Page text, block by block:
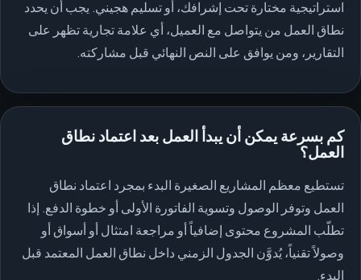
استراتيجية مختارة تحت إشرافك، أو تسليم هجيني. يجب أن يحدد
نطاق العمل من يتواصل مع العميل، أي علامة تجارية تظهر على
التقارير، ومن يوافق على النص النهائي قبل مشاركته.
كم بسرعة يمكن أن يبدأ العمل بعد اعتماد نطاق
العمل؟
تستطيع معظم المشاريع الصغيرة البدء بمجرد اعتماد نطاق
العمل وتوفر الوصول وتسوية الفاتورة الأولى أو خطوة الدفع. إذا
تطلّب المشروع محتوى إضافياً أو مراجعة امتثال أو أسواق أو
وصولاً تقنياً، يُدوَّن الجدول الزمني داخل نطاق العمل المعتمد قبل
البدء.